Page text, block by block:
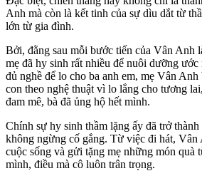
Anh mà còn là kết tinh của sự dìu dắt từ
lớn từ gia đình.
Bởi, đằng sau mỗi bước tiến của Vân Anh
mẹ đã hy sinh rất nhiều để nuôi dưỡng
đủ nghề để lo cho ba anh em, mẹ Vân
con theo nghệ thuật vì lo lắng cho tương
đam mê, bà đã ủng hộ hết mình.
Chính sự hy sinh thầm lặng ấy đã trở
không ngừng cố gắng. Từ việc đi hát, Vân
cuộc sống và gửi tặng mẹ những món quà
mình, điều mà cô luôn trân trọng.